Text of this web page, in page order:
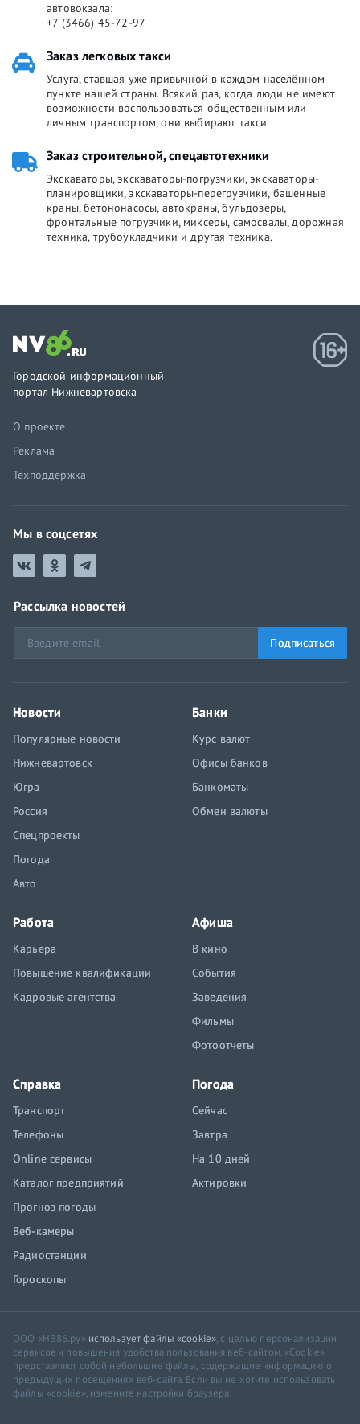
автовокзала:
+7 (3466) 45-72-97
Заказ легковых такси
Услуга, ставшая уже привычной в каждом населённом
пункте нашей страны. Всякий раз, когда люди не имеют
возможности воспользоваться общественным или
личным транспортом, они выбирают такси.
Заказ строительной, спецавтотехники
Экскаваторы, экскаваторы-погрузчики, экскаваторы-
планировщики, экскаваторы-перегрузчики, башенные
краны, бетононасосы, автокраны, бульдозеры,
фронтальные погрузчики, миксеры, самосвалы, дорожная
техника, трубоукладчики и другая техника.
Городской информационный
портал Нижневартовска
О проекте
Реклама
Техподдержка
Мы в соцсетях
Рассылка новостей
Подписаться
Новости
Популярные новости
Нижневартовск
Югра
Россия
Спецпроекты
Погода
Авто
Банки
Курс валют
Офисы банков
Банкоматы
Обмен валюты
Работа
Карьера
Повышение квалификации
Кадровые агентства
Афиша
В кино
События
Заведения
Фильмы
Фотоотчеты
Справка
Транспорт
Телефоны
Online сервисы
Каталог предприятий
Прогноз погоды
Веб-камеры
Радиостанции
Гороскопы
Погода
Сейчас
Завтра
На 10 дней
Актировки
ООО «НВ86.ру» использует файлы «cookie», с целью персонализации
сервисов и повышения удобства пользования веб-сайтом. «Cookie»
представляют собой небольшие файлы, содержащие информацию о
предыдущих посещениях веб-сайта. Если вы не хотите использовать
файлы «cookie», измените настройки браузера.